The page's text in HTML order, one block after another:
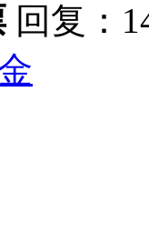
回复：